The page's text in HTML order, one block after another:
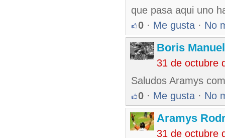
que pasa aqui uno
0 · Me gusta · No
Boris
31 de octubre
Saludos Aramys
0 · Me gusta · No
Aramys
31 de octubre